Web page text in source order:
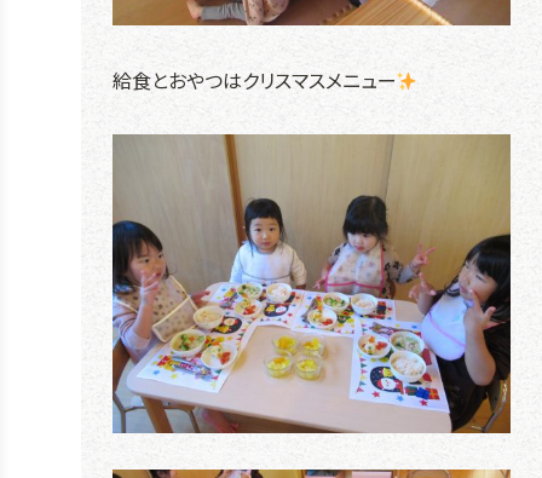
給食とおやつはクリスマスメニュー